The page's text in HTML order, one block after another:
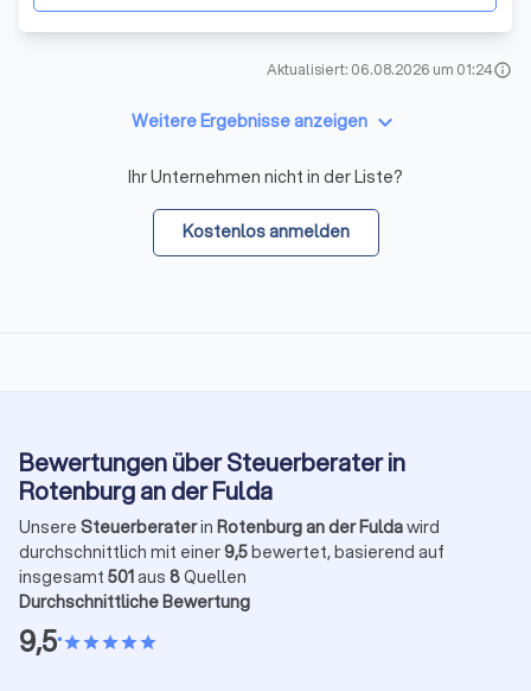
Aktualisiert: 06.08.2026 um 01:24info
Weitere Ergebnisse anzeigen keyboard_arrow_down
Ihr Unternehmen nicht in der Liste?
Kostenlos anmelden
Bewertungen über Steuerberater in
Rotenburg an der Fulda
Unsere Steuerberaterin Rotenburg an der Fuldawird
durchschnittlich mit einer9,5bewertet, basierend auf
insgesamt 501aus 8Quellen
Durchschnittliche Bewertung
9,5•starstarstarstarstar